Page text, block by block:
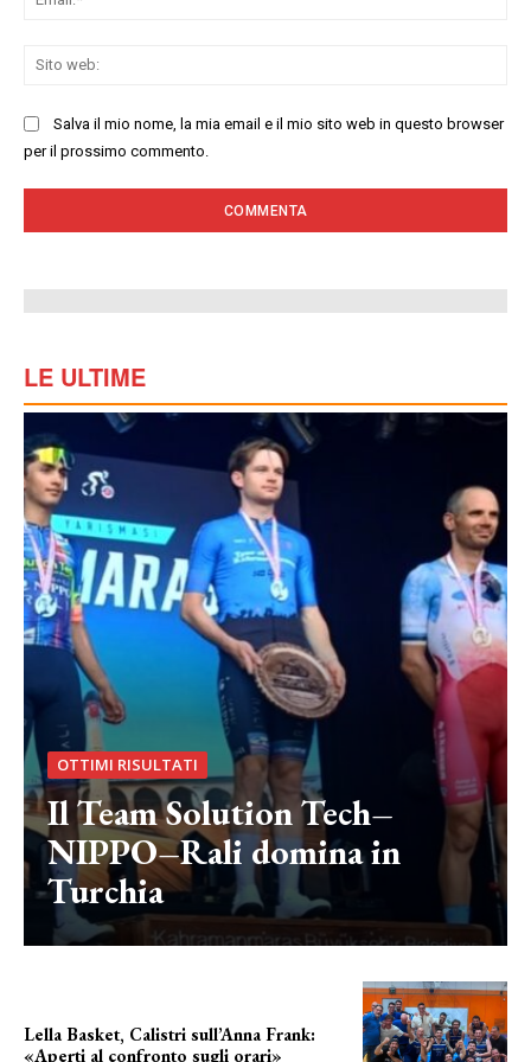
Salva il mio nome, la mia email e il mio sito web in questo browser
per il prossimo commento.
LE ULTIME
OTTIMI RISULTATI
Il Team Solution Tech–
NIPPO–Rali domina in
Turchia
Lella Basket, Calistri sull’Anna Frank:
«Aperti al confronto sugli orari»